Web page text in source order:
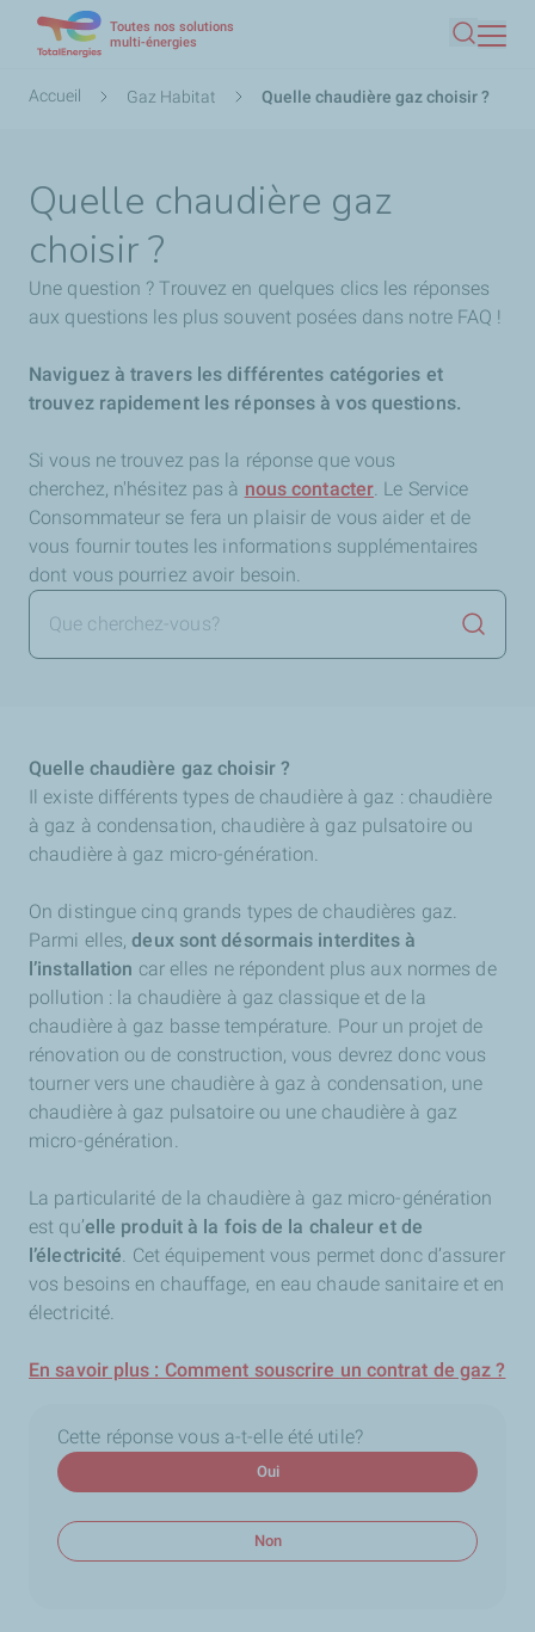
contenu
Toutes nos solutions
multi-énergies
Fil
Accueil Gaz Habitat Quelle chaudière gaz choisir ?
Quelle chaudière gaz
choisir ?
Une question ? Trouvez en quelques clics les réponses
aux questions les plus souvent posées dans notre FAQ !
Naviguez à travers les différentes catégories et
trouvez rapidement les réponses à vos questions.
Si vous ne trouvez pas la réponse que vous
cherchez, n'hésitez pas à nous contacter. Le Service
Consommateur se fera un plaisir de vous aider et de
vous fournir toutes les informations supplémentaires
dont vous pourriez avoir besoin.
Quelle chaudière gaz choisir ?
Il existe différents types de chaudière à gaz : chaudière
à gaz à condensation, chaudière à gaz pulsatoire ou
chaudière à gaz micro-génération.
On distingue cinq grands types de chaudières gaz.
Parmi elles,deux sont désormais interdites à
l’installation car elles ne répondent plus aux normes de
pollution : la chaudière à gaz classique et de la
chaudière à gaz basse température. Pour un projet de
rénovation ou de construction, vous devrez donc vous
tourner vers une chaudière à gaz à condensation, une
chaudière à gaz pulsatoire ou une chaudière à gaz
micro-génération.
La particularité de la chaudière à gaz micro-génération
est qu’elle produit à la fois de la chaleur et de
l’électricité. Cet équipement vous permet donc d’assurer
vos besoins en chauffage, en eau chaude sanitaire et en
électricité.
En savoir plus : Comment souscrire un contrat de gaz ?
Cette réponse vous a-t-elle été utile?
Oui
Non